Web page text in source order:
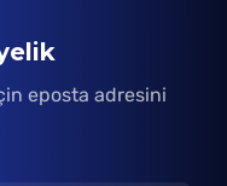
eposta adresini